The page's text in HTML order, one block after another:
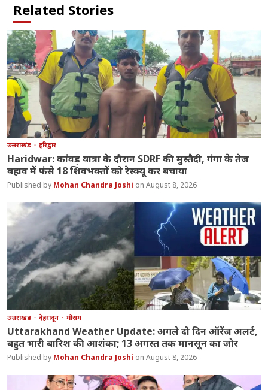
Related Stories
उत्तराखंड हरिद्वार
Haridwar: कांवड़ यात्रा के दौरान SDRF की मुस्तैदी, गंगा के तेज
बहाव में फंसे 18 शिवभक्तों को रेस्क्यू कर बचाया
Mohan Chandra Joshi August 8, 2026
उत्तराखंड देहरादून मौसम
Uttarakhand Weather Update: अगले दो दिन ऑरेंज अलर्ट,
बहुत भारी बारिश की आशंका; 13 अगस्त तक मानसून का जोर
Mohan Chandra Joshi August 8, 2026